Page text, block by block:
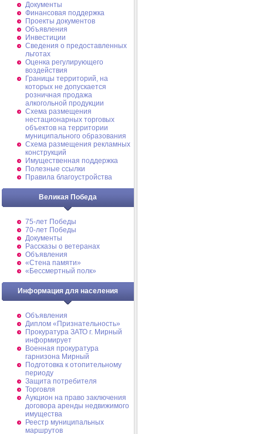
Документы
Финансовая поддержка
Проекты документов
Объявления
Инвестиции
Сведения о предоставленных
льготах
Оценка регулирующего
воздействия
Границы территорий, на
которых не допускается
розничная продажа
алкогольной продукции
Схема размещения
нестационарных торговых
объектов на территории
муниципального образования
Схема размещения рекламных
конструкций
Имущественная поддержка
Полезные ссылки
Правила благоустройства
Великая Победа
75-лет Победы
70-лет Победы
Документы
Рассказы о ветеранах
Объявления
«Стена памяти»
«Бессмертный полк»
Информация для населения
Объявления
Диплом «Признательность»
Прокуратура ЗАТО г. Мирный
информирует
Военная прокуратура
гарнизона Мирный
Подготовка к отопительному
периоду
Защита потребителя
Торговля
Аукцион на право заключения
договора аренды недвижимого
имущества
Реестр муниципальных
маршрутов